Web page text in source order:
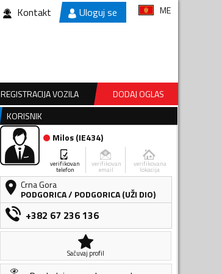
Kontakt Uloguj se ME
REGISTRACIJA VOZILA
DODAJ OGLAS
KORISNIK
Milos(IE434)
verifikovan
telefon
verifikovan
email
verifikovana
lokacija
Crna Gora
PODGORICA/ PODGORICA (UŽI DIO)
+382 67 236 136
Sačuvaj profil